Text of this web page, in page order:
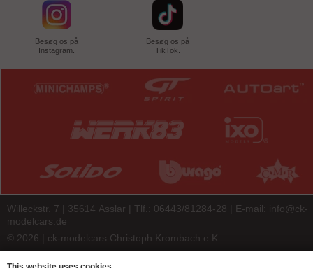
Besøg os på
Instagram.
Besøg os på
TikTok.
Willeckstr. 7 | 35614 Asslar | Tlf.: 06443/81284-28 | E-mail: info@ck-
modelcars.de
© 2026 | ck-modelcars Christoph Krombach e.K.